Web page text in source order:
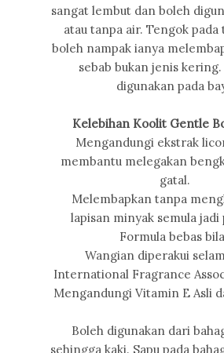
sangat lembut dan boleh
atau tanpa air. Tengok
boleh nampak ianya
sebab bukan jenis
digunakan pada
Kelebihan Koolit Gentle
Mengandungi ekstrak
membantu melegakan
gatal.
Melembapkan tanpa
lapisan minyak semula jadi
Formula bebas
Wangian diperakui
International Fragrance
Mengandungi Vitamin E Asli
Boleh digunakan dari
sehingga kaki. Sapu pada